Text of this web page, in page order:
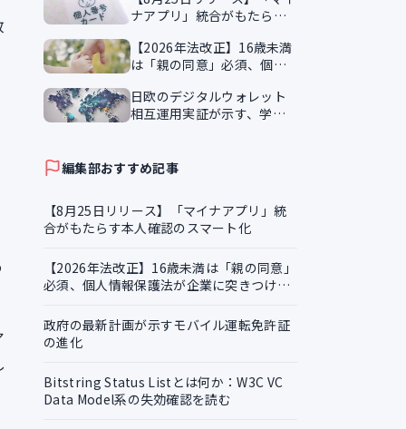
ナアプリ」統合がもたらす
【2026年法改正】16歳未満
は「親の同意」必須、個人
ける実務課題
日欧のデジタルウォレット
相互運用実証が示す、学習
編集部おすすめ記事
【8月25日リリース】「マイナアプリ」統
合がもたらす本人確認のスマート化
【2026年法改正】16歳未満は「親の同意」
必須、個人情報保護法が企業に突きつける
政府の最新計画が示すモバイル運転免許証
の進化
Bitstring Status Listとは何か：W3C VC
Data Model系の失効確認を読む